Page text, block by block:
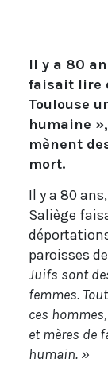
Il y a 80
faisait lire
Toulouse
humaine
mènent
mort.
Il y a 80
Saliège
paroisses
Juifs sont
femmes.
ces
et mères de
humain. »